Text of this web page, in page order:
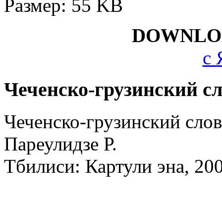
Размер: 55 KB
с
Чеченско-грузинский
Чеченско-грузинский
Пареулидзе Р.
Тбилиси: Картули эна,